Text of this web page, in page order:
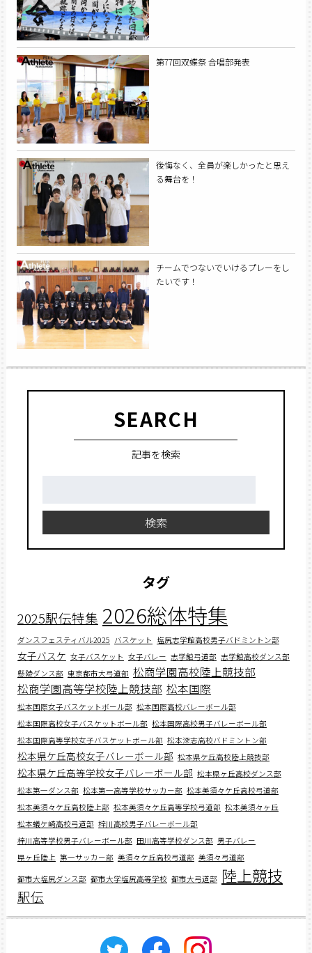
第77回双蝶祭 合唱部発表
後悔なく、全員が楽しかったと思え
る舞台を！
チームでつないでいけるプレーをし
たいです！
SEARCH
記事を検索
検索
タグ
2025駅伝特集 2026総体特集
ダンスフェスティバル2025 バスケット 塩尻志学館高校男子バドミントン部
女子バスケ 女子バスケット 女子バレー 志学館弓道部 志学館高校ダンス部
懸陵ダンス部 東京都市大弓道部 松商学園高校陸上競技部
松商学園高等学校陸上競技部 松本国際
松本国際女子バスケットボール部 松本国際高校バレーボール部
松本国際高校女子バスケットボール部 松本国際高校男子バレーボール部
松本国際高等学校女子バスケットボール部 松本深志高校バドミントン部
松本県ケ丘高校女子バレーボール部 松本県ケ丘高校陸上競技部
松本県ケ丘高等学校女子バレーボール部 松本県ヶ丘高校ダンス部
松本第一ダンス部 松本第一高等学校サッカー部 松本美須々ケ丘高校弓道部
松本美須々ケ丘高校陸上部 松本美須々ケ丘高等学校弓道部 松本美須々ヶ丘
松本蟻ケ崎高校弓道部 梓川高校男子バレーボール部
梓川高等学校男子バレーボール部 田川高等学校ダンス部 男子バレー
県ヶ丘陸上 第一サッカー部 美須々ケ丘高校弓道部 美須々弓道部
都市大塩尻ダンス部 都市大学塩尻高等学校 都市大弓道部 陸上競技
駅伝